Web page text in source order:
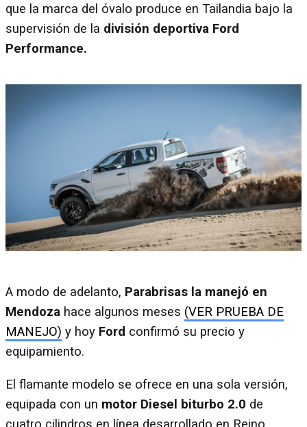
que la marca del óvalo produce en Tailandia bajo la
supervisión de la división deportiva Ford
Performance.
A modo de adelanto, Parabrisas la manejó en
Mendoza hace algunos meses (VER PRUEBA DE
MANEJO) y hoy Ford confirmó su precio y
equipamiento.
El flamante modelo se ofrece en una sola versión,
equipada con un motor Diesel biturbo 2.0 de
cuatro cilindros en línea desarrollado en Reino